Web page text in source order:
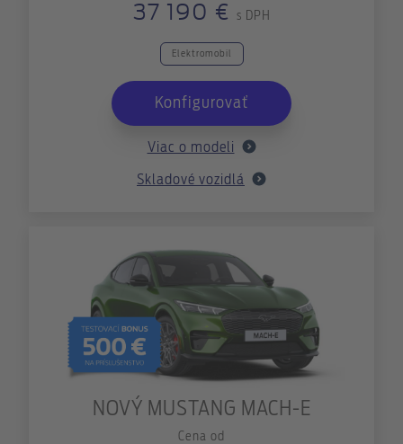
37 190 € s DPH
Elektromobil
Konfigurovať
Viac o modeli
Skladové vozidlá
NOVÝ MUSTANG MACH-E
Cena od